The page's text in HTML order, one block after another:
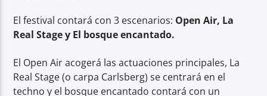
El festival contará con 3 escenarios: Open Air, La
Real Stage y El bosque encantado.
El Open Air acogerá las actuaciones principales, La
Real Stage (o carpa Carlsberg) se centrará en el
techno y el bosque encantado contará con un